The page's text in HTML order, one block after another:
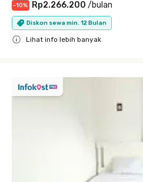
-10% Rp2.266.200 /bulan
Diskon sewa min. 12 Bulan
Lihat info lebih banyak